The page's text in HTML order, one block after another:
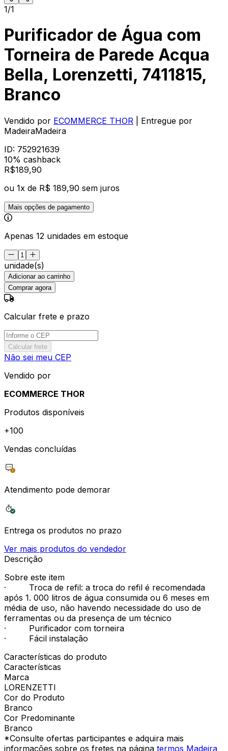
1/1
Purificador de Água com
Torneira de Parede Acqua
Bella, Lorenzetti, 7411815,
Branco
Vendido por ECOMMERCE THOR
| Entregue por
MadeiraMadeira
ID: 752921639
10% cashback
R$189,90
ou 1x de R$ 189,90 sem juros
Mais opções de pagamento
Apenas 12 unidades em estoque
unidade(s)
Adicionar ao carrinho
Comprar agora
Calcular frete e prazo
Calcular frete
Não sei meu CEP
Vendido por
ECOMMERCE THOR
Produtos disponíveis
+100
Vendas concluídas
Atendimento pode demorar
Entrega os produtos no prazo
Ver mais produtos do vendedor
Descrição
Sobre este item
· Troca de refil: a troca do refil é recomendada
após 1. 000 litros de água consumida ou 6 meses em
média de uso, não havendo necessidade do uso de
ferramentas ou da presença de um técnico
· Purificador com torneira
· Fácil instalação
Características do produto
Características
Marca
LORENZETTI
Cor do Produto
Branco
Cor Predominante
Branco
*Consulte ofertas participantes e adquira mais
informações sobre os fretes na página termos Madeira